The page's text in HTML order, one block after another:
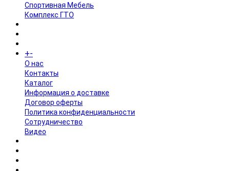
Спортивная Мебель
Комплекс ГТО
+-
O нас
Контакты
Каталог
Информация о доставке
Договор оферты
Политика конфиденциальности
Сотрудничество
Видео